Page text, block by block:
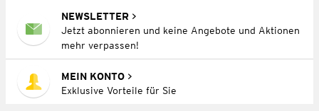
NEWSLETTER
Jetzt abonnieren und keine Angebote und Aktionen
mehr verpassen!
MEIN KONTO
Exklusive Vorteile für Sie